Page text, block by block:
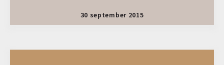
30 september 2015